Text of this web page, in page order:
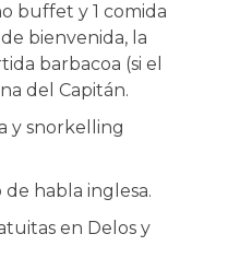
buffet y 1 comida
bienvenida, la
barbacoa (si el
del Capitán.
y snorkelling
habla inglesa.
en Delos y